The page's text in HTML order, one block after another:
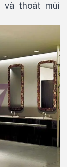
và thoát mùi